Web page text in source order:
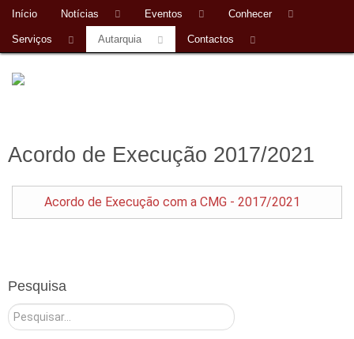
Início Notícias Eventos Conhecer
Serviços Autarquia Contactos
Pesquisa
Pesquisar
Acordo de Execução 2017/2021
Acordo de Execução com a CMG - 2017/2021